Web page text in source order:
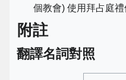
個教會) 使用拜占庭禮
附註
翻譯名詞對照